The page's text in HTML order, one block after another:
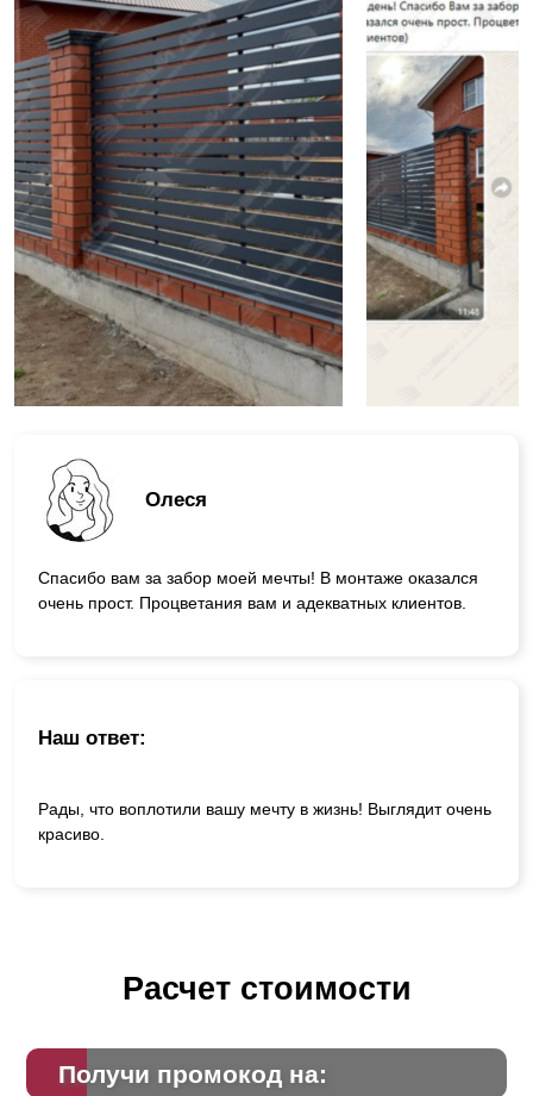
Олеся
Спасибо вам за забор моей мечты! В монтаже оказался
очень прост. Процветания вам и адекватных клиентов.
Наш ответ:
Рады, что воплотили вашу мечту в жизнь! Выглядит очень
красиво.
Расчет стоимости
Получи промокод на: